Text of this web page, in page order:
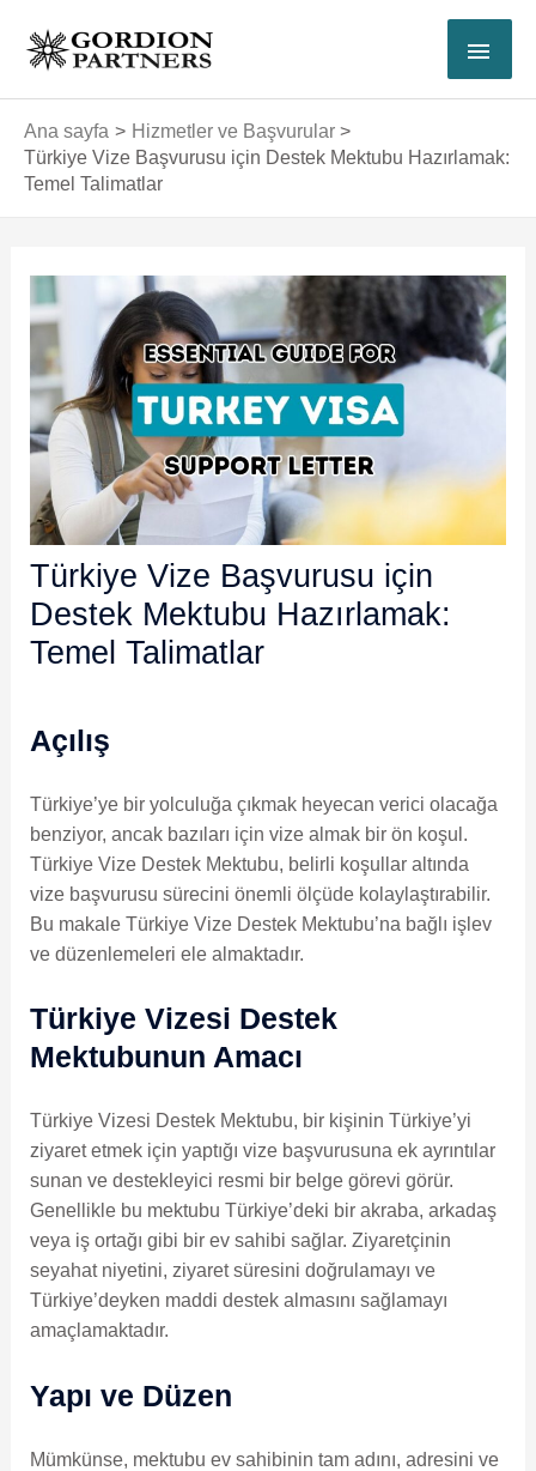
ANA
Ana sayfa
Hizmetler ve Başvurular
Türkiye Vize Başvurusu için Destek Mektubu Hazırlamak:
Temel Talimatlar
Türkiye Vize Başvurusu için
Destek Mektubu Hazırlamak:
Temel Talimatlar
Açılış
Türkiye’ye bir yolculuğa çıkmak heyecan verici olacağa
benziyor, ancak bazıları için vize almak bir ön koşul.
Türkiye Vize Destek Mektubu, belirli koşullar altında
vize başvurusu sürecini önemli ölçüde kolaylaştırabilir.
Bu makale Türkiye Vize Destek Mektubu’na bağlı işlev
ve düzenlemeleri ele almaktadır.
Türkiye Vizesi Destek
Mektubunun Amacı
Türkiye Vizesi Destek Mektubu, bir kişinin Türkiye’yi
ziyaret etmek için yaptığı vize başvurusuna ek ayrıntılar
sunan ve destekleyici resmi bir belge görevi görür.
Genellikle bu mektubu Türkiye’deki bir akraba, arkadaş
veya iş ortağı gibi bir ev sahibi sağlar. Ziyaretçinin
seyahat niyetini, ziyaret süresini doğrulamayı ve
Türkiye’deyken maddi destek almasını sağlamayı
amaçlamaktadır.
Yapı ve Düzen
Mümkünse, mektubu ev sahibinin tam adını, adresini ve